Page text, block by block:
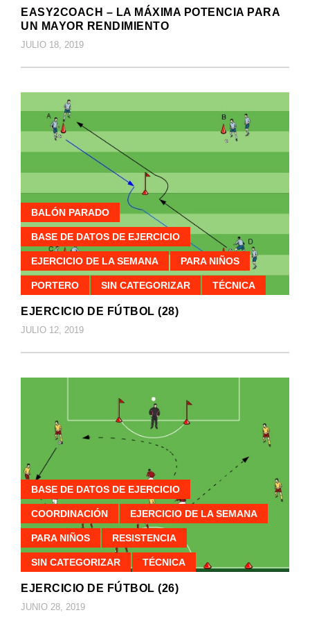
EASY2COACH – LA MÁXIMA POTENCIA PARA
UN MAYOR RENDIMIENTO
JULIO 18, 2019
BALÓN PARADO
BASE DE DATOS DE EJERCICIO
EJERCICIO DE LA SEMANA PARA NIÑOS
PORTERO SIN CATEGORIZAR TÉCNICA
EJERCICIO DE FÚTBOL (28)
JULIO 12, 2019
BASE DE DATOS DE EJERCICIO
COORDINACIÓN EJERCICIO DE LA SEMANA
PARA NIÑOS RESISTENCIA
SIN CATEGORIZAR TÉCNICA
EJERCICIO DE FÚTBOL (26)
JUNIO 28, 2019